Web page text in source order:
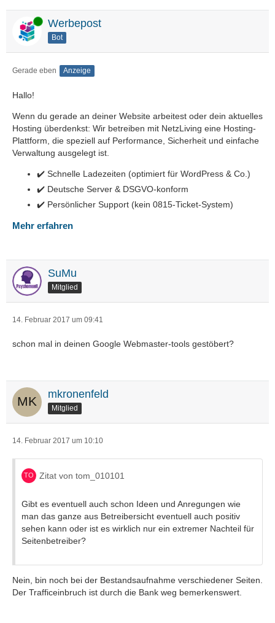
Online Werbepost
Bot
Gerade eben Anzeige
Hallo!
Wenn du gerade an deiner Website arbeitest oder dein aktuelles
Hosting überdenkst: Wir betreiben mit NetzLiving eine Hosting-
Plattform, die speziell auf Performance, Sicherheit und einfache
Verwaltung ausgelegt ist.
✔️ Schnelle Ladezeiten (optimiert für WordPress & Co.)
✔️ Deutsche Server & DSGVO-konform
✔️ Persönlicher Support (kein 0815-Ticket-System)
Mehr erfahren
SuMu
Mitglied
14. Februar 2017 um 09:41
schon mal in deinen Google Webmaster-tools gestöbert?
mkronenfeld
Mitglied
14. Februar 2017 um 10:10
Zitat von tom_010101
Gibt es eventuell auch schon Ideen und Anregungen wie
man das ganze aus Betreibersicht eventuell auch positiv
sehen kann oder ist es wirklich nur ein extremer Nachteil für
Seitenbetreiber?
Nein, bin noch bei der Bestandsaufnahme verschiedener Seiten.
Der Trafficeinbruch ist durch die Bank weg bemerkenswert.